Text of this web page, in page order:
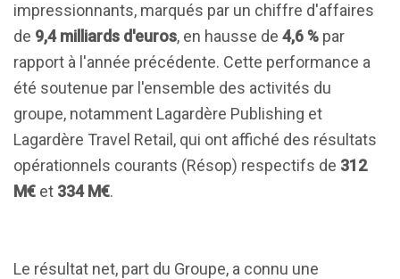
impressionnants, marqués par un chiffre d'affaires
de 9,4 milliards d'euros, en hausse de 4,6 % par
rapport à l'année précédente. Cette performance a
été soutenue par l'ensemble des activités du
groupe, notamment Lagardère Publishing et
Lagardère Travel Retail, qui ont affiché des résultats
opérationnels courants (Résop) respectifs de 312
M€ et 334 M€.
Le résultat net, part du Groupe, a connu une